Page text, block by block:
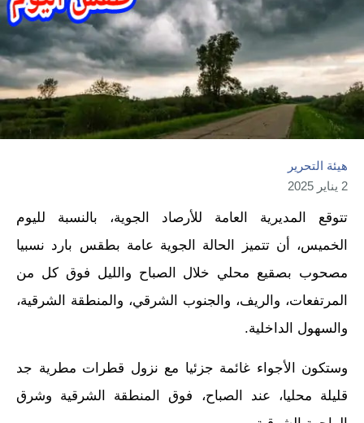
هيئة التحرير
2 يناير 2025
تتوقع المديرية العامة للأرصاد الجوية، بالنسبة لليوم
الخميس، أن تتميز الحالة الجوية عامة بطقس بارد نسبيا
مصحوب بصقيع محلي خلال الصباح والليل فوق كل من
المرتفعات، والريف، والجنوب الشرقي، والمنطقة الشرقية،
والسهول الداخلية.
وستكون الأجواء غائمة جزئيا مع نزول قطرات مطرية جد
قليلة محليا، عند الصباح، فوق المنطقة الشرقية وشرق